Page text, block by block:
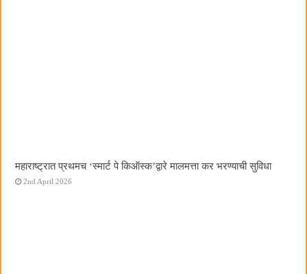
महाराष्ट्रात प्रथमच ‌‘स्मार्ट पे किऑस्क‌’द्वारे मालमत्ता कर भरण्याची सुविधा
2nd April 2026